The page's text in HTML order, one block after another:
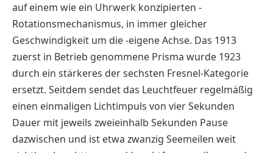
auf einem wie ein Uhrwerk konzipierten -
Rotationsmechanismus, in immer gleicher
Geschwindigkeit um die -eigene Achse. Das 1913
zuerst in Betrieb genommene Prisma wurde 1923
durch ein stärkeres der sechsten Fresnel-Kategorie
ersetzt. Seitdem sendet das Leuchtfeuer regelmäßig
einen einmaligen Lichtimpuls von vier Sekunden
Dauer mit jeweils zweieinhalb Sekunden Pause
dazwischen und ist etwa zwanzig Seemeilen weit